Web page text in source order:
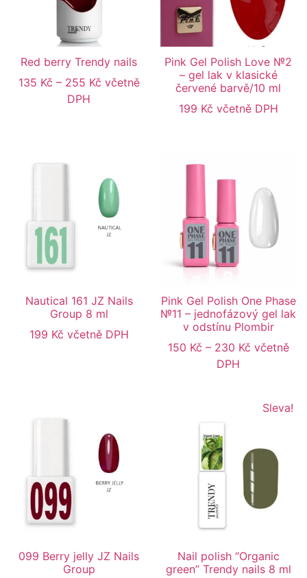
Red berry Trendy nails
135 Kč – 255 Kč včetně
DPH
Pink Gel Polish Love №2
– gel lak v klasické
červené barvě/10 ml
199 Kč včetně DPH
Nautical 161 JZ Nails
Group 8 ml
199 Kč včetně DPH
Pink Gel Polish One Phase
№11 – jednofázový gel lak
v odstínu Plombir
150 Kč – 230 Kč včetně
DPH
099 Berry jelly JZ Nails
Group
Sleva!
Nail polish “Organic
green” Trendy nails 8 ml